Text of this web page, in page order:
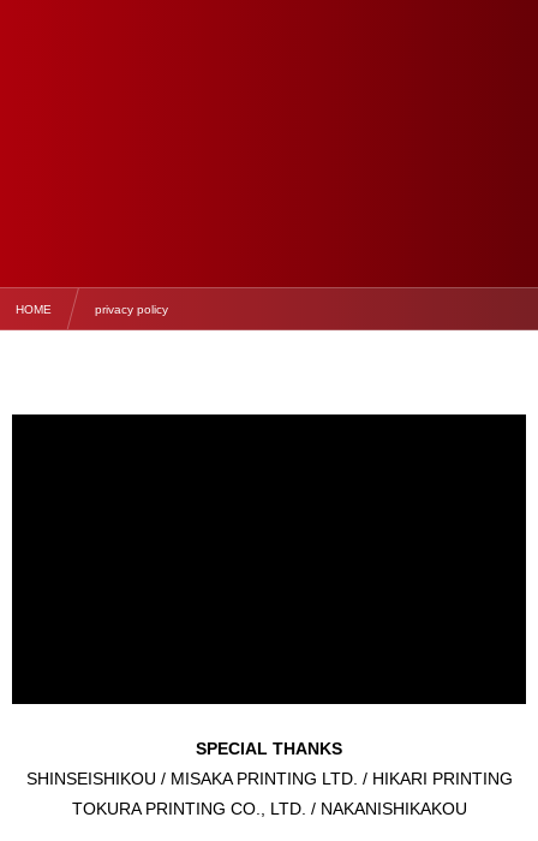
HOME privacy policy
SPECIAL THANKS
SHINSEISHIKOU / MISAKA PRINTING LTD. / HIKARI PRINTING
TOKURA PRINTING CO., LTD. / NAKANISHIKAKOU